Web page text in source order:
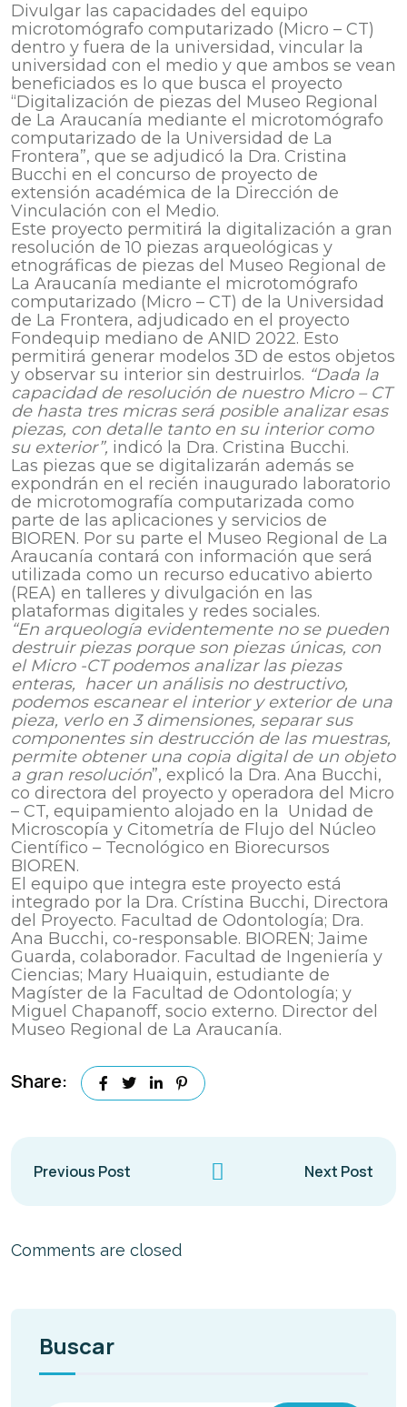
Divulgar las capacidades del equipo
microtomógrafo computarizado (Micro – CT)
dentro y fuera de la universidad, vincular la
universidad con el medio y que ambos se vean
beneficiados es lo que busca el proyecto
“Digitalización de piezas del Museo Regional
de La Araucanía mediante el microtomógrafo
computarizado de la Universidad de La
Frontera”, que se adjudicó la Dra. Cristina
Bucchi en el concurso de proyecto de
extensión académica de la Dirección de
Vinculación con el Medio.
Este proyecto permitirá la digitalización a gran
resolución de 10 piezas arqueológicas y
etnográficas de piezas del Museo Regional de
La Araucanía mediante el microtomógrafo
computarizado (Micro – CT) de la Universidad
de La Frontera, adjudicado en el proyecto
Fondequip mediano de ANID 2022. Esto
permitirá generar modelos 3D de estos objetos
y observar su interior sin destruirlos. “Dada la
capacidad de resolución de nuestro Micro – CT
de hasta tres micras será posible analizar esas
piezas, con detalle tanto en su interior como
su exterior”, indicó la Dra. Cristina Bucchi.
Las piezas que se digitalizarán además se
expondrán en el recién inaugurado laboratorio
de microtomografía computarizada como
parte de las aplicaciones y servicios de
BIOREN. Por su parte el Museo Regional de La
Araucanía contará con información que será
utilizada como un recurso educativo abierto
(REA) en talleres y divulgación en las
plataformas digitales y redes sociales.
“En arqueología evidentemente no se pueden
destruir piezas porque son piezas únicas, con
el Micro -CT podemos analizar las piezas
enteras, hacer un análisis no destructivo,
podemos escanear el interior y exterior de una
pieza, verlo en 3 dimensiones, separar sus
componentes sin destrucción de las muestras,
permite obtener una copia digital de un objeto
a gran resolución”, explicó la Dra. Ana Bucchi,
co directora del proyecto y operadora del Micro
– CT, equipamiento alojado en la Unidad de
Microscopía y Citometría de Flujo del Núcleo
Científico – Tecnológico en Biorecursos
BIOREN.
El equipo que integra este proyecto está
integrado por la Dra. Crístina Bucchi, Directora
del Proyecto. Facultad de Odontología; Dra.
Ana Bucchi, co-responsable. BIOREN; Jaime
Guarda, colaborador. Facultad de Ingeniería y
Ciencias; Mary Huaiquin, estudiante de
Magíster de la Facultad de Odontología; y
Miguel Chapanoff, socio externo. Director del
Museo Regional de La Araucanía.
Share:
Previous Post Next Post
Comments are closed
Buscar